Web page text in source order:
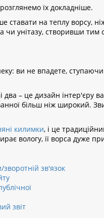
їх докладніше.
ставати на теплу ворсу,
чи унітазу, створивши
ви не впадете,
– це дизайн інтер'єру
більш ніж
килимки, і це
вологу, її ворса дуже
зворотній зв'язок
звіт